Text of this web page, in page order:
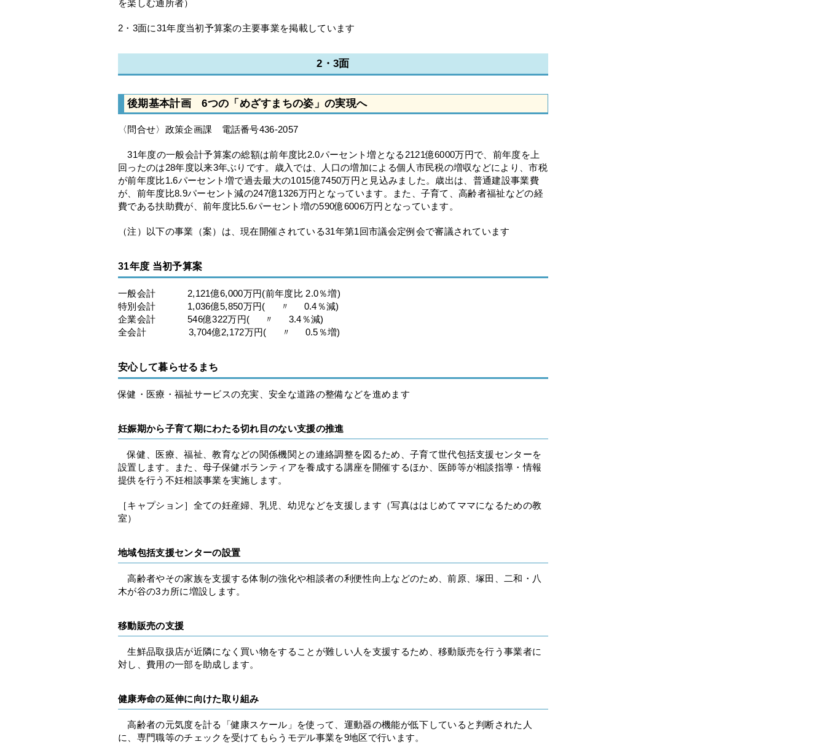
を楽しむ通所者）
2・3面に31年度当初予算案の主要事業を掲載しています
2・3面
後期基本計画 6つの「めざすまちの姿」の実現へ
〈問合せ〉政策企画課 電話番号436-2057
31年度の一般会計予算案の総額は前年度比2.0パーセント増となる2121億6000万円で、前年度を上
回ったのは28年度以来3年ぶりです。歳入では、人口の増加による個人市民税の増収などにより、市税
が前年度比1.6パーセント増で過去最大の1015億7450万円と見込みました。歳出は、普通建設事業費
が、前年度比8.9パーセント減の247億1326万円となっています。また、子育て、高齢者福祉などの経
費である扶助費が、前年度比5.6パーセント増の590億6006万円となっています。
（注）以下の事業（案）は、現在開催されている31年第1回市議会定例会で審議されています
31年度 当初予算案
一般会計 2,121億6,000万円(前年度比 2.0％増)
特別会計 1,036億5,850万円( 〃 0.4％減)
企業会計 546億322万円( 〃 3.4％減)
全会計 3,704億2,172万円( 〃 0.5％増)
安心して暮らせるまち
保健・医療・福祉サービスの充実、安全な道路の整備などを進めます
妊娠期から子育て期にわたる切れ目のない支援の推進
保健、医療、福祉、教育などの関係機関との連絡調整を図るため、子育て世代包括支援センターを
設置します。また、母子保健ボランティアを養成する講座を開催するほか、医師等が相談指導・情報
提供を行う不妊相談事業を実施します。
［キャプション］全ての妊産婦、乳児、幼児などを支援します（写真ははじめてママになるための教
室）
地域包括支援センターの設置
高齢者やその家族を支援する体制の強化や相談者の利便性向上などのため、前原、塚田、二和・八
木が谷の3カ所に増設します。
移動販売の支援
生鮮品取扱店が近隣になく買い物をすることが難しい人を支援するため、移動販売を行う事業者に
対し、費用の一部を助成します。
健康寿命の延伸に向けた取り組み
高齢者の元気度を計る「健康スケール」を使って、運動器の機能が低下していると判断された人
に、専門職等のチェックを受けてもらうモデル事業を9地区で行います。